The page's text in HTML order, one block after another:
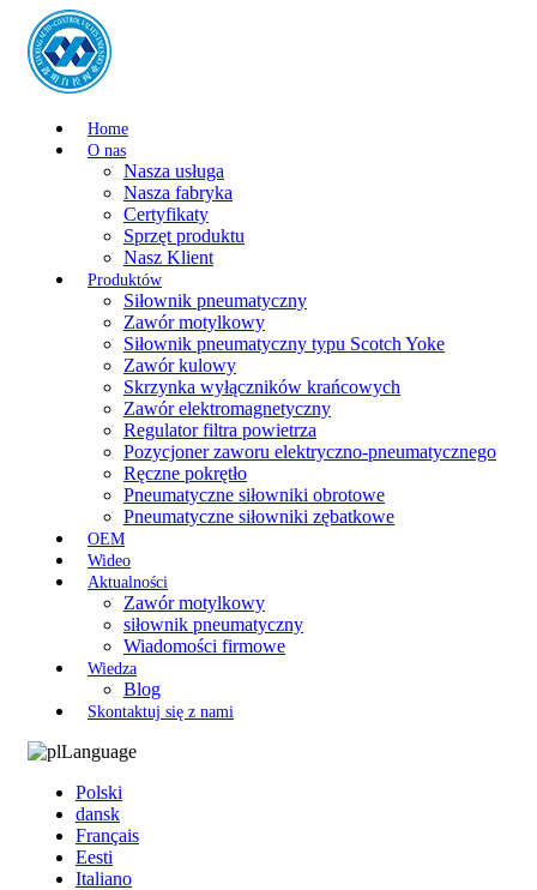
Home
O nas
Nasza usługa
Nasza fabryka
Certyfikaty
Sprzęt produktu
Nasz Klient
Produktów
Siłownik pneumatyczny
Zawór motylkowy
Siłownik pneumatyczny typu Scotch Yoke
Zawór kulowy
Skrzynka wyłączników krańcowych
Zawór elektromagnetyczny
Regulator filtra powietrza
Pozycjoner zaworu elektryczno-pneumatycznego
Ręczne pokrętło
Pneumatyczne siłowniki obrotowe
Pneumatyczne siłowniki zębatkowe
OEM
Wideo
Aktualności
Zawór motylkowy
siłownik pneumatyczny
Wiadomości firmowe
Wiedza
Blog
Skontaktuj się z nami
Language
Polski
dansk
Français
Eesti
Italiano